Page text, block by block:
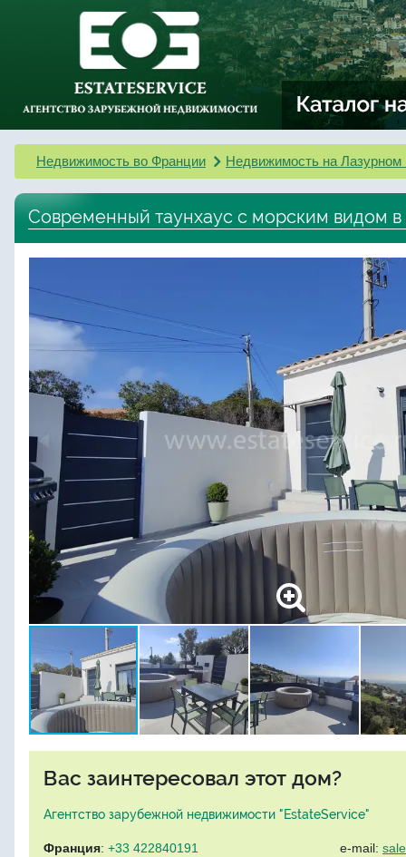
Недвижимость во Франции Недвижимость на Лазурном
Современный таунхаус с морским видом
Вас заинтересовал этот дом?
Агентство зарубежной недвижимости "EstateService"
Франция: +33 422840191 e-mail: